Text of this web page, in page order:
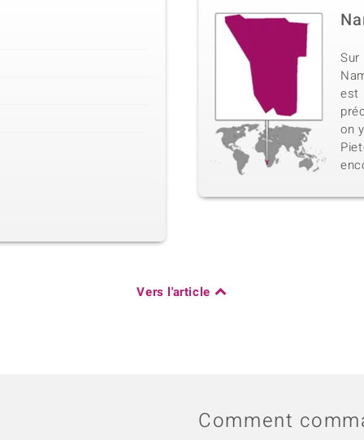
est
on
Vers l'article
Comment